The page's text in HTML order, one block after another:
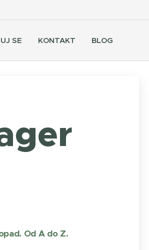
SE KONTAKT BLOG
Od A do Z.